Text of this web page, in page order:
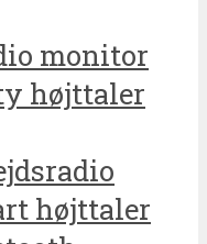
monitor
højttaler
højttaler